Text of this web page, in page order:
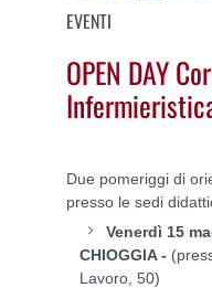
EVENTI
OPEN DAY
Due pomeriggi di
presso le sedi
Venerdì 15
CHIOGGIA -
Lavoro, 50)